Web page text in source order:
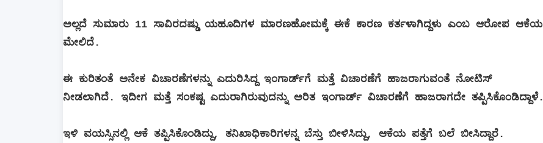
ಅಲ್ಲದೆ ಸುಮಾರು 11 ಸಾವಿರದಷ್ಡು ಯಹೂದಿಗಳ ಮಾರಣಹೋಮಕ್ಕೆ ಈಕೆ ಕಾರಣ ಕರ್ತಳಾಗಿದ್ದಳು ಎಂಬ ಆರೋಪ ಆಕೆಯ
ಮೇಲಿದೆ.
ಈ ಕುರಿತಂತೆ ಅನೇಕ ವಿಚಾರಣೆಗಳನ್ನು ಎದುರಿಸಿದ್ದ ಇಂಗಾರ್ಡ್‌ಗೆ ಮತ್ತೆ ವಿಚಾರಣೆಗೆ ಹಾಜರಾಗುವಂತೆ ನೋಟಿಸ್
ನೀಡಲಾಗಿದೆ. ಇದೀಗ ಮತ್ತೆ ಸಂಕಷ್ಟ ಎದುರಾಗಿರುವುದನ್ನು ಅರಿತ ಇಂಗಾರ್ಡ್ ವಿಚಾರಣೆಗೆ ಹಾಜರಾಗದೇ ತಪ್ಪಿಸಿಕೊಂಡಿದ್ದಾಳೆ.
ಇಳಿ ವಯಸ್ಸಿನಲ್ಲಿ ಆಕೆ ತಪ್ಪಿಸಿಕೊಂಡಿದ್ದು, ತನಿಖಾಧಿಕಾರಿಗಳನ್ನ ಬೆಸ್ತು ಬೀಳಿಸಿದ್ದು, ಆಕೆಯ ಪತ್ತೆಗೆ ಬಲೆ ಬೀಸಿದ್ದಾರೆ.